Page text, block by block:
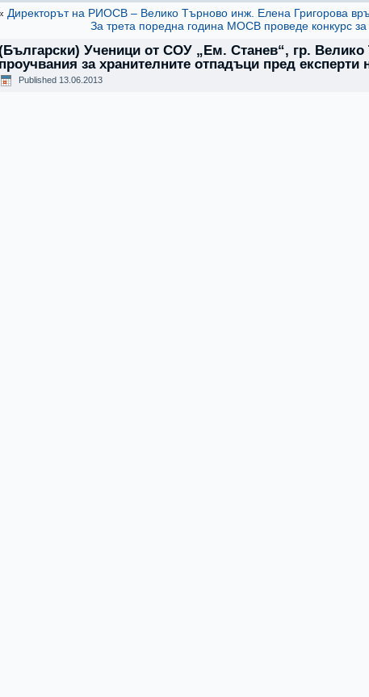
Директорът на РИОСВ – Велико Търново инж. Елена Григорова
За трета поредна година МОСВ проведе конкурс
Ученици от СОУ „Ем. Станев“, гр. Велико
проучвания за хранителните отпадъци пред
Published 13.06.2013